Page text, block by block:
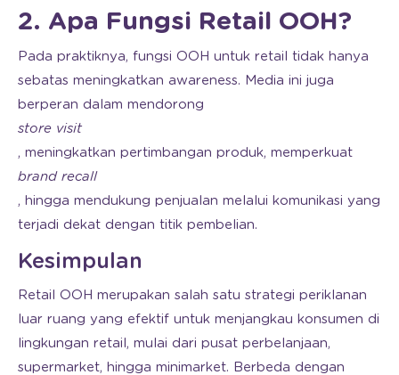
2. Apa Fungsi Retail OOH?
Pada praktiknya, fungsi OOH untuk retail tidak hanya
sebatas meningkatkan awareness. Media ini juga
berperan dalam mendorong
store visit
, meningkatkan pertimbangan produk, memperkuat
brand recall
, hingga mendukung penjualan melalui komunikasi yang
terjadi dekat dengan titik pembelian.
Kesimpulan
Retail OOH merupakan salah satu strategi periklanan
luar ruang yang efektif untuk menjangkau konsumen di
lingkungan retail, mulai dari pusat perbelanjaan,
supermarket, hingga minimarket. Berbeda dengan